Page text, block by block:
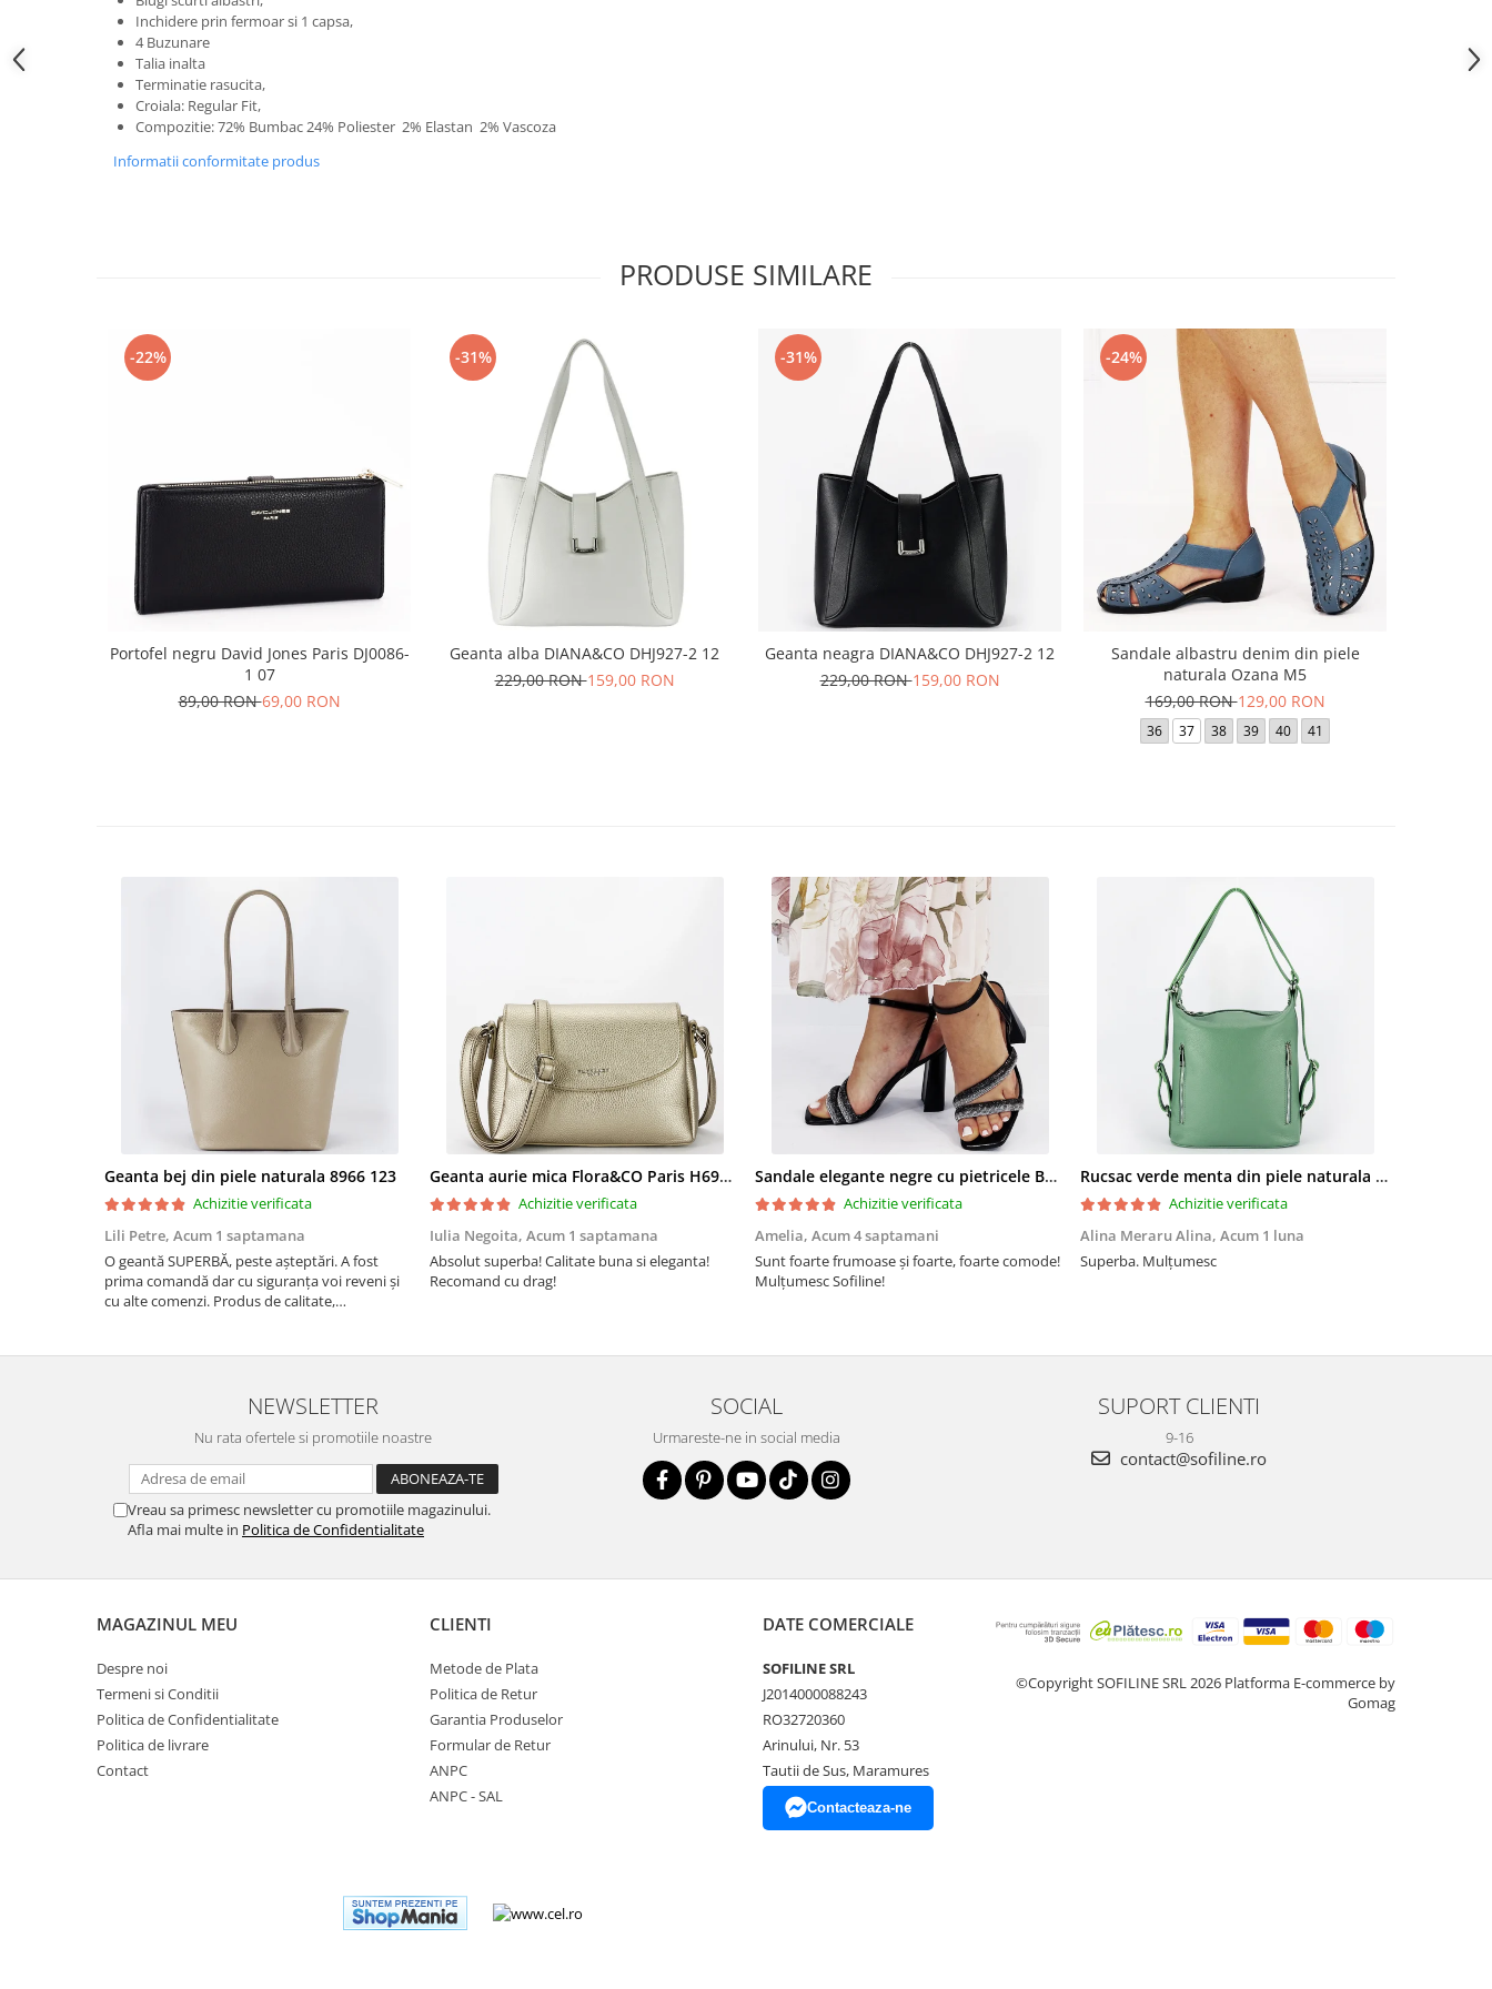
Inchidere prin fermoar si 1 capsa,
4 Buzunare
Talia inalta
Terminatie rasucita,
Croiala: Regular Fit,
Compozitie: 72% Bumbac 24% Poliester 2% Elastan 2% Vascoza
Informatii conformitate produs
PRODUSE SIMILARE
-22%
Portofel negru David Jones Paris DJ0086-
1 07
89,00 RON69,00 RON
-31%
Geanta alba DIANA&CO DHJ927-2 12
229,00 RON159,00 RON
-31%
Geanta neagra DIANA&CO DHJ927-2 12
229,00 RON159,00 RON
-24%
Sandale albastru denim din piele
naturala Ozana M5
169,00 RON129,00 RON
36 37 38 39 40 41
Geanta bej din piele naturala 8966 123
Achizitie verificata
Lili Petre, Acum 1 saptamana
O geantă SUPERBĂ, peste așteptări. A fost
prima comandă dar cu siguranța voi reveni și
cu alte comenzi. Produs de calitate,
SOFILINE!!!
Geanta aurie mica Flora&CO Paris H6930 16
Achizitie verificata
Iulia Negoita, Acum 1 saptamana
Absolut superba! Calitate buna si eleganta!
Recomand cu drag!
Sandale elegante negre cu pietricele BZF8778 M12
Achizitie verificata
Amelia, Acum 4 saptamani
Sunt foarte frumoase şi foarte, foarte comode!
Mulţumesc Sofiline!
Rucsac verde menta din piele naturala 2 in 1 Lucia 121
Achizitie verificata
Alina Meraru Alina, Acum 1 luna
Superba. Mulțumesc
NEWSLETTER
Nu rata ofertele si promotiile noastre
Vreau sa primesc newsletter cu promotiile magazinului.
Afla mai multe in Politica de Confidentialitate
SOCIAL
Urmareste-ne in social media
SUPORT CLIENTI
9-16
contact@sofiline.ro
MAGAZINUL MEU
Despre noi
Termeni si Conditii
Politica de Confidentialitate
Politica de livrare
Contact
CLIENTI
Metode de Plata
Politica de Retur
Garantia Produselor
Formular de Retur
ANPC
ANPC - SAL
DATE COMERCIALE
SOFILINE SRL
J2014000088243
RO32720360
Arinului, Nr. 53
Tautii de Sus, Maramures
Contacteaza-ne
©Copyright SOFILINE SRL 2026 Platforma E-commerce by
Gomag